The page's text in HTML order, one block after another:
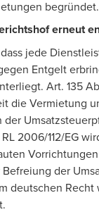
begründet.
erneut
jede
Entgelt
Art. 135
die Vermietung
2006/112/EG
der
deutschen Recht